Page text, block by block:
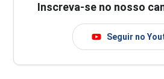
Inscreva-se no nosso
Seguir no